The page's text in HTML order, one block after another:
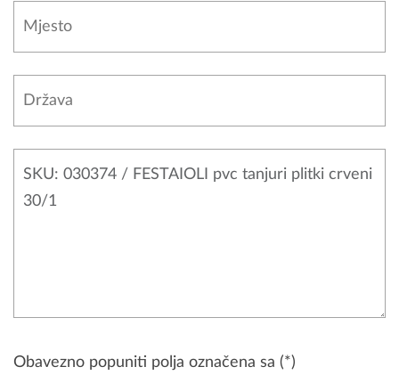
Obavezno popuniti polja označena sa (*)